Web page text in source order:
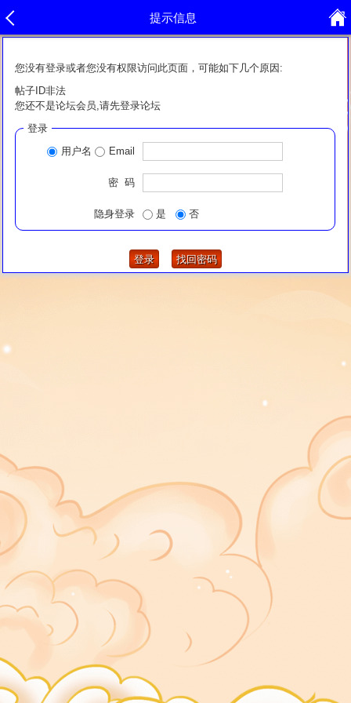
提示信息
您没有登录或者您没有权限访问此页面，可能如下几个原因:
帖子ID非法
您还不是论坛会员,请先登录论坛
登录
用户名
Email
密 码
隐身登录 是 否